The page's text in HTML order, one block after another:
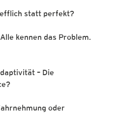
statt perfekt?
kennen das Problem.
– Die
oder